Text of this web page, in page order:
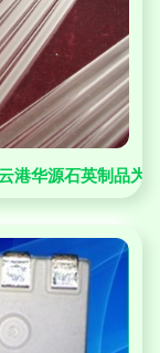
港华源石英制品为